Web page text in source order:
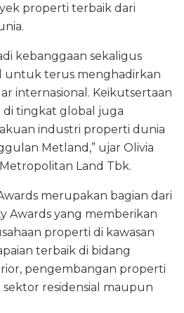
properti terbaik dari
kebanggaan sekaligus
untuk terus menghadirkan
internasional. Keikutsertaan
di tingkat global juga
industri properti dunia
Metland,” ujar Olivia
Land Tbk.
merupakan bagian dari
Awards yang memberikan
properti di kawasan
terbaik di bidang
pengembangan properti
sektor residensial maupun